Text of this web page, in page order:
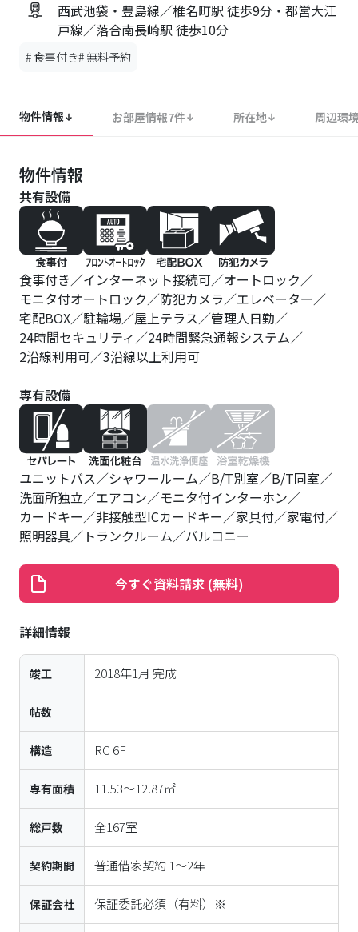
西武池袋・豊島線／椎名町駅 徒歩9分・都営大江
戸線／落合南長崎駅 徒歩10分
#食事付き# 無料予約
物件情報 お部屋情報7件 所在地 周辺環
物件情報
共有設備
食事付き インターネット接続可
オートロック
モニタ付オートロック
防犯カメラ
エレベーター
宅配BOX
駐輪場 屋上テラス
管理人日勤
24時間セキュリティ
24時間緊急通報システム
2沿線利用可
3沿線以上利用可
専有設備
ユニットバス シャワールーム B/T別室
B/T同室
洗面所独立
エアコン
モニタ付インターホン
カードキー
非接触型ICカードキー 家具付
家電付
照明器具
トランクルーム バルコニー
今すぐ資料請求 (無料)
詳細情報
竣工 2018年1月 完成
帖数 -
構造 RC 6F
専有面積 11.53〜12.87㎡
総戸数 全167室
契約期間 普通借家契約 1～2年
保証会社 保証委託必須（有料）※